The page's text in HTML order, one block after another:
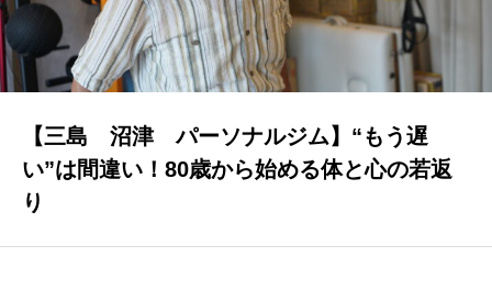
トレーナーについて
ABOUT TRAINERS
PROGRAMS & PRICING
店舗一覧
【三島 沼津 パーソナルジム】“もう遅
い”は間違い！80歳から始める体と心の若返
り